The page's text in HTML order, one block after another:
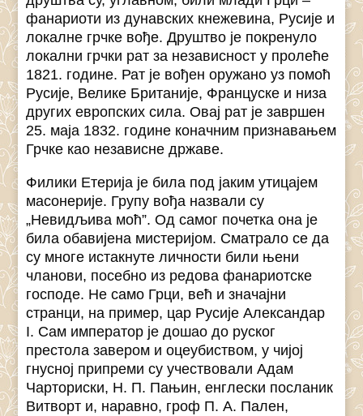
фанариоти из дунавских кнежевина, Русије и
локалне грчке вође. Друштво је покренуло
локални грчки рат за независност у пролеће
1821. године. Рат је вођен оружано уз помоћ
Русије, Велике Британије, Француске и низа
других европских сила. Овај рат је завршен
25. маја 1832. године коначним признавањем
Грчке као независне државе.
Филики Етерија је била под јаким утицајем
масонерије. Групу вођа назвали су
„Невидљива моћ”. Од самог почетка она је
била обавијена мистеријом. Сматрало се да
су многе истакнуте личности били њени
чланови, посебно из редова фанариотске
господе. Не само Грци, већ и значајни
странци, на пример, цар Русије Александар
I. Сам император је дошао до руског
престола завером и оцеубиством, у чијој
гнусној припреми су учествовали Адам
Чарториски, Н. П. Пањин, енглески посланик
Витворт и, наравно, гроф П. А. Пален,